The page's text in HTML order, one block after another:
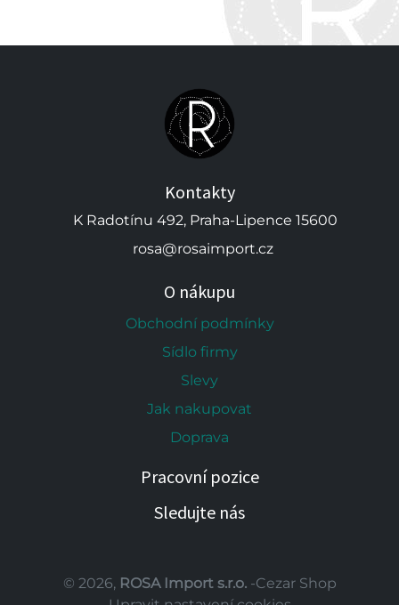
Kontakty
K Radotínu 492, Praha-Lipence 15600
rosa@rosaimport.cz
O nákupu
Obchodní podmínky
Sídlo firmy
Slevy
Jak nakupovat
Doprava
Pracovní pozice
Sledujte nás
© 2026, ROSA Import s.r.o.-Cezar Shop